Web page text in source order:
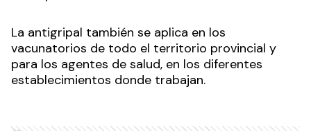
La antigripal también se aplica en los
vacunatorios de todo el territorio provincial y
para los agentes de salud, en los diferentes
establecimientos donde trabajan.